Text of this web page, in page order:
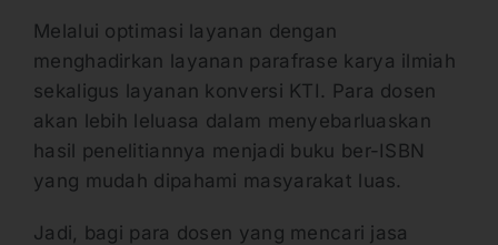
Melalui optimasi layanan dengan
menghadirkan layanan parafrase karya ilmiah
sekaligus layanan konversi KTI. Para dosen
akan lebih leluasa dalam menyebarluaskan
hasil penelitiannya menjadi buku ber-ISBN
yang mudah dipahami masyarakat luas.
Jadi, bagi para dosen yang mencari jasa